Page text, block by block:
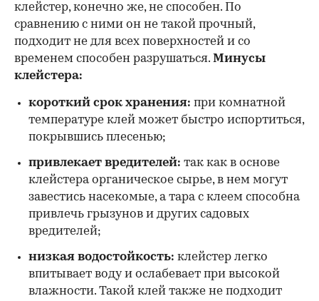
клейстер, конечно же, не способен. По
сравнению с ними он не такой прочный,
подходит не для всех поверхностей и со
временем способен разрушаться. Минусы
клейстера:
короткий срок хранения: при комнатной
температуре клей может быстро испортиться,
покрывшись плесенью;
привлекает вредителей: так как в основе
клейстера органическое сырье, в нем могут
завестись насекомые, а тара с клеем способна
привлечь грызунов и других садовых
вредителей;
низкая водостойкость: клейстер легко
впитывает воду и ослабевает при высокой
влажности. Такой клей также не подходит